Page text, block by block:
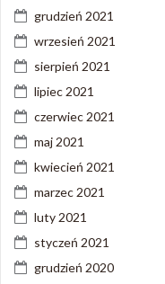
grudzień 2021
wrzesień 2021
sierpień 2021
lipiec 2021
czerwiec 2021
maj 2021
kwiecień 2021
marzec 2021
luty 2021
styczeń 2021
grudzień 2020